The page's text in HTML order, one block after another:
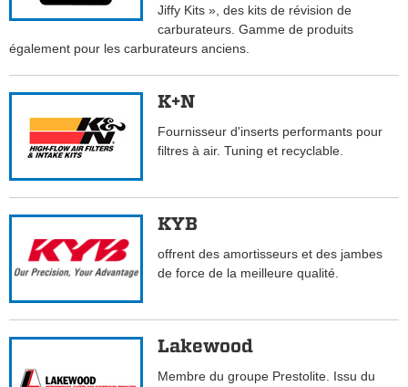
Jiffy Kits », des kits de révision de
carburateurs. Gamme de produits
également pour les carburateurs anciens.
K+N
Fournisseur d'inserts performants pour
filtres à air. Tuning et recyclable.
KYB
offrent des amortisseurs et des jambes
de force de la meilleure qualité.
Lakewood
Membre du groupe Prestolite. Issu du